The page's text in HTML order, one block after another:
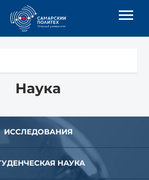
Наука
ИССЛЕДОВАНИЯ
НАУКА